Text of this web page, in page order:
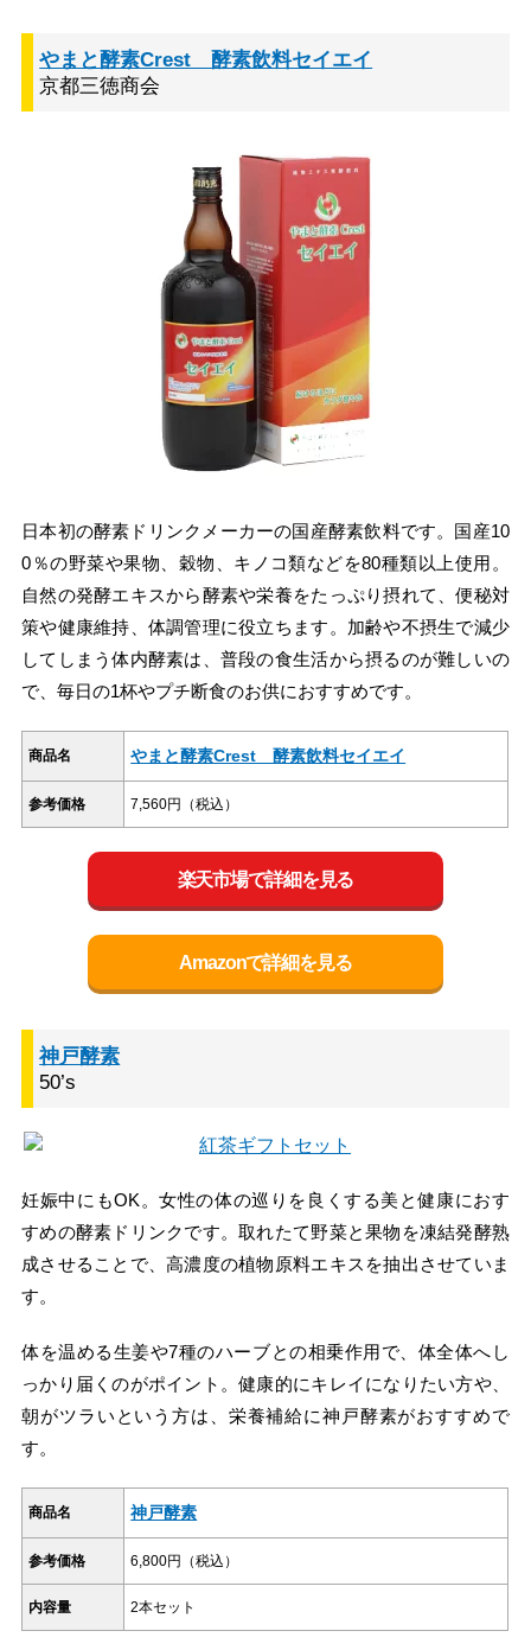
やまと酵素Crest 酵素飲料セイエイ
京都三徳商会
日本初の酵素ドリンクメーカーの国産酵素飲料です。国産10
0％の野菜や果物、穀物、キノコ類などを80種類以上使用。
自然の発酵エキスから酵素や栄養をたっぷり摂れて、便秘対
策や健康維持、体調管理に役立ちます。加齢や不摂生で減少
してしまう体内酵素は、普段の食生活から摂るのが難しいの
で、毎日の1杯やプチ断食のお供におすすめです。
商品名 やまと酵素Crest 酵素飲料セイエイ
参考価格 7,560円（税込）
楽天市場で詳細を見る
Amazonで詳細を見る
神戸酵素
50’s
妊娠中にもOK。女性の体の巡りを良くする美と健康におす
すめの酵素ドリンクです。取れたて野菜と果物を凍結発酵熟
成させることで、高濃度の植物原料エキスを抽出させていま
す。
体を温める生姜や7種のハーブとの相乗作用で、体全体へし
っかり届くのがポイント。健康的にキレイになりたい方や、
朝がツラいという方は、栄養補給に神戸酵素がおすすめで
す。
商品名 神戸酵素
参考価格 6,800円（税込）
内容量 2本セット